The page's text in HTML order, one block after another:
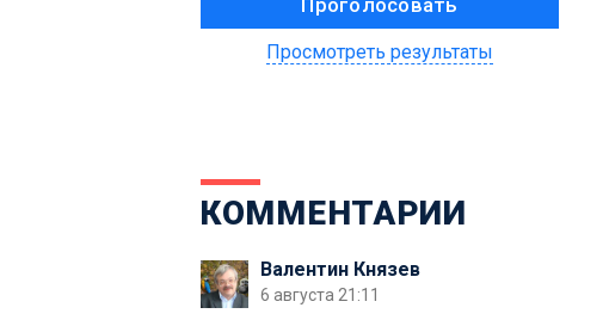
Просмотреть результаты
КОММЕНТАРИИ
Валентин Князев
6 августа 21:11